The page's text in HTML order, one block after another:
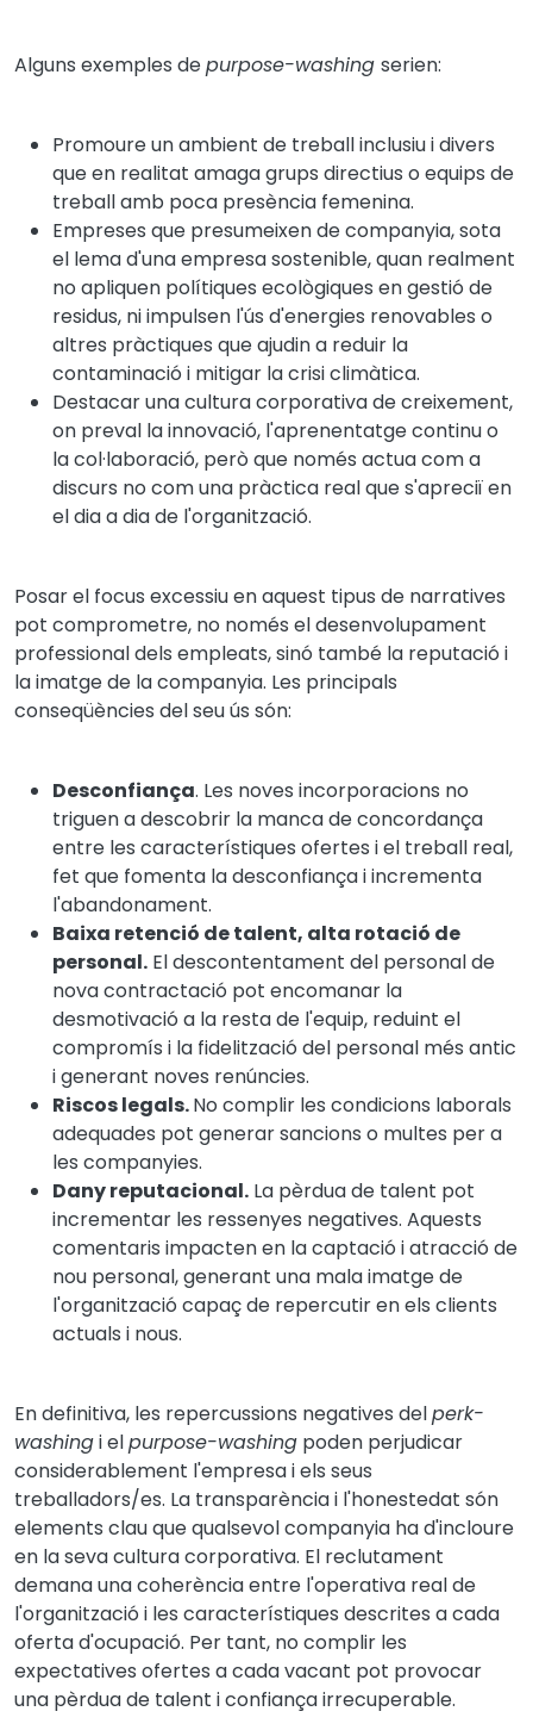
Alguns exemples depurpose-washing serien:
Promoure un ambient de treball inclusiu i divers
que en realitat amaga grups directius o equips de
treball amb poca presència femenina.
Empreses que presumeixen de companyia, sota
el lema d'una empresa sostenible, quan realment
no apliquen polítiques ecològiques en gestió de
residus, ni impulsen l'ús d'energies renovables o
altres pràctiques que ajudin a reduir la
contaminació i mitigar la crisi climàtica.
Destacar una cultura corporativa de creixement,
on preval la innovació, l'aprenentatge continu o
la col·laboració, però que només actua com a
discurs no com una pràctica real que s'apreciï en
el dia a dia de l'organització.
Posar el focus excessiu en aquest tipus de narratives
pot comprometre, no només el desenvolupament
professional dels empleats, sinó també la reputació i
la imatge de la companyia. Les principals
conseqüències del seu ús són:
Desconfiança. Les noves incorporacions no
triguen a descobrir la manca de concordança
entre les característiques ofertes i el treball real,
fet que fomenta la desconfiança i incrementa
l'abandonament.
Baixa retenció de talent, alta rotació de
personal. El descontentament del personal de
nova contractació pot encomanar la
desmotivació a la resta de l'equip, reduint el
compromís i la fidelització del personal més antic
i generant noves renúncies.
Riscos legals.No complir les condicions laborals
adequades pot generar sancions o multes per a
les companyies.
Dany reputacional. La pèrdua de talent pot
incrementar les ressenyes negatives. Aquests
comentaris impacten en la captació i atracció de
nou personal, generant una mala imatge de
l'organització capaç de repercutir en els clients
actuals i nous.
En definitiva, les repercussions negatives delperk-
washingi elpurpose-washing poden perjudicar
considerablement l'empresa i els seus
treballadors/es. La transparència i l'honestedat són
elements clau que qualsevol companyia ha d'incloure
en la seva cultura corporativa. El reclutament
demana una coherència entre l'operativa real de
l'organització i les característiques descrites a cada
oferta d'ocupació. Per tant, no complir les
expectatives ofertes a cada vacant pot provocar
una pèrdua de talent i confiança irrecuperable.